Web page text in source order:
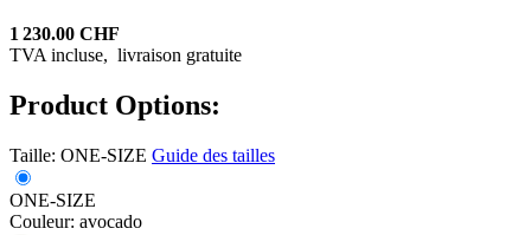
1 230.00 CHF
TVA incluse, livraison gratuite
Product Options:
Taille: ONE-SIZE Guide des tailles
ONE-SIZE
Couleur: avocado